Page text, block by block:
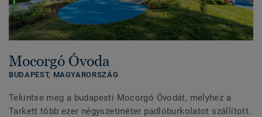
Mocorgó Óvoda
BUDAPEST, MAGYARORSZÁG
Tekintse meg a budapesti Mocorgó Óvodát, melyhez a
Tarkett több ezer négyszetméter padlóburkolatot szállított.